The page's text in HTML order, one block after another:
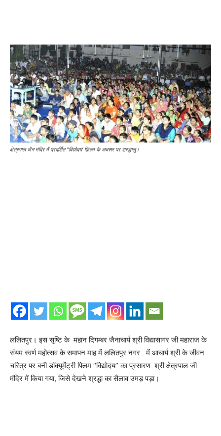
क्षेत्रपाल जैन मंदिर में प्रदर्शित "विद्योदय' फ़िल्म के अवसर पर श्रद्धालु।
ललितपुर। इस सृष्टि के महान दिगम्बर जैनाचार्य श्री विद्यासागर जी महाराज के
संयम स्वर्ण महोत्सव के समापन माह में ललितपुर नगर में आचार्य श्री के जीवन
चरित्र पर बनी डॉक्यूमेंट्री फ्लिम “विद्योदय” का प्रसारण श्री क्षेत्रपाल जी
मंदिर में किया गया, जिसे देखने श्रद्धा का सैलाव उमड़ पड़ा।